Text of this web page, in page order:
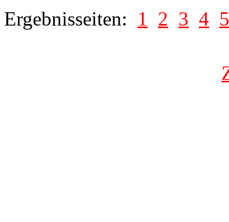
Ergebnisseiten: 1 2 3 4 5